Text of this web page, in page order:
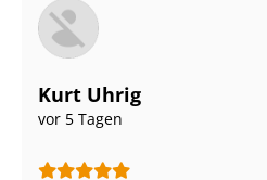
Kurt Uhrig
vor 5 Tagen